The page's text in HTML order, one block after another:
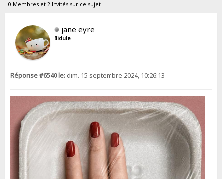
0 Membres et 2 Invités sur ce sujet
jane eyre
Bidule
Réponse #6540 le: dim. 15 septembre 2024, 10:26:13